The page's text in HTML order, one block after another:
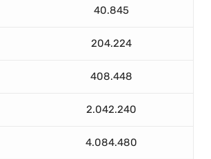
40.845
204.224
408.448
2.042.240
4.084.480